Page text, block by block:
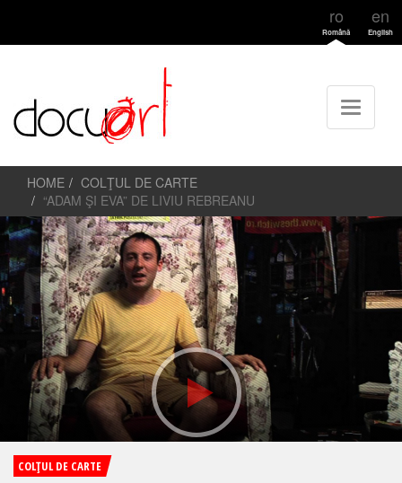
ro
Română
en
English
HOME
COLŢUL DE CARTE
“ADAM ŞI EVA” DE LIVIU REBREANU
COLŢUL DE CARTE